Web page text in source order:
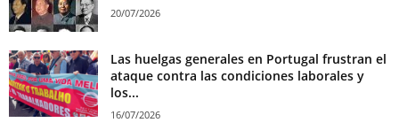
20/07/2026
Las huelgas generales en Portugal frustran el
ataque contra las condiciones laborales y
los...
16/07/2026